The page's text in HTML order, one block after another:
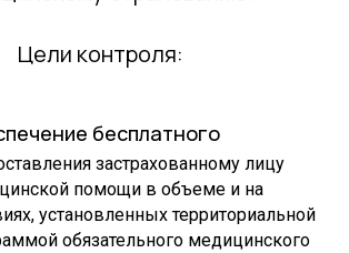
Цели контроля:
бесплатного
застрахованному лицу
помощи в объеме и на
установленных территориальной
обязательного медицинского